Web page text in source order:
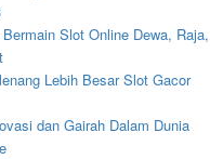
Slot Online Dewa, Raja,
Lebih Besar Slot Gacor
dan Gairah Dalam Dunia